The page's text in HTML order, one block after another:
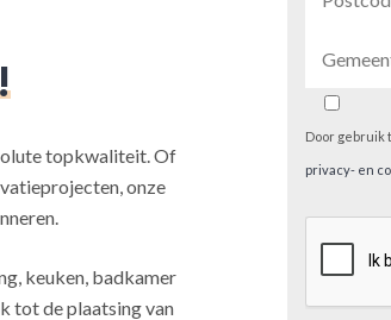
topkwaliteit. Of
onze
keuken, badkamer
tot de plaatsing van
Door gebruik
privacy- en